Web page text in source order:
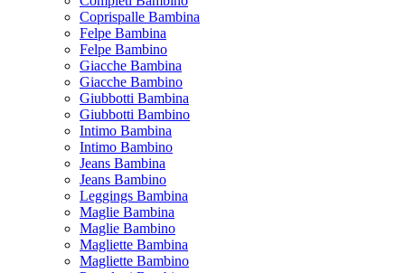
Coprispalle Bambina
Felpe Bambina
Felpe Bambino
Giacche Bambina
Giacche Bambino
Giubbotti Bambina
Giubbotti Bambino
Intimo Bambina
Intimo Bambino
Jeans Bambina
Jeans Bambino
Leggings Bambina
Maglie Bambina
Maglie Bambino
Magliette Bambina
Magliette Bambino